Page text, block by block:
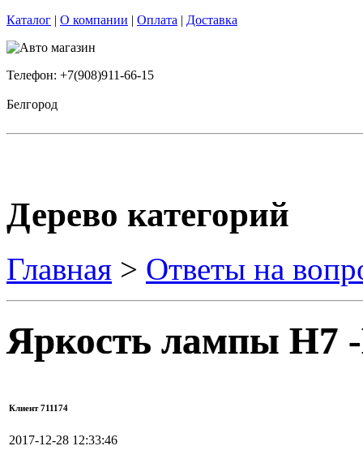
Каталог | О компании | Оплата | Доставка
Телефон: +7(908)911-66-15
Белгород
Дерево категорий
Главная > Ответы на
Яркость лампы Н7
Клиент 711174
2017-12-28 12:33:46